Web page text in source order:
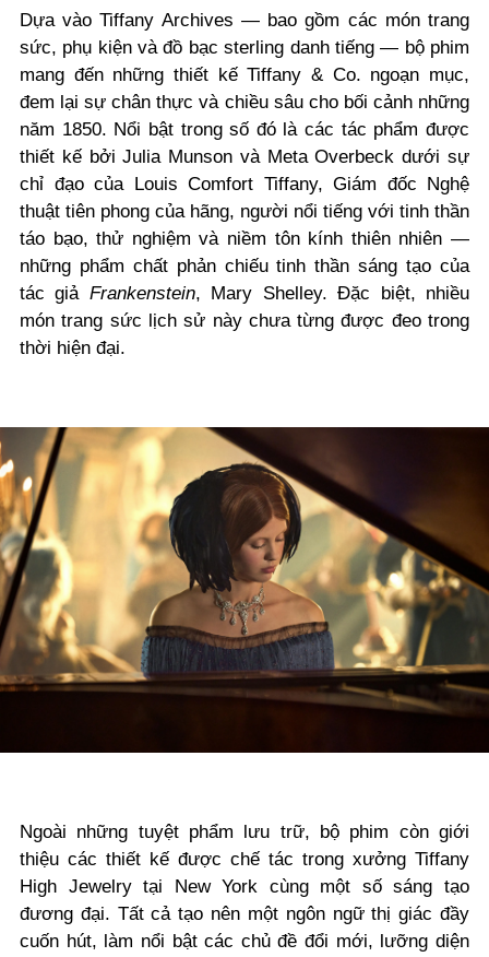
Dựa vào Tiffany Archives — bao gồm các món trang
sức, phụ kiện và đồ bạc sterling danh tiếng — bộ phim
mang đến những thiết kế Tiffany & Co. ngoạn mục,
đem lại sự chân thực và chiều sâu cho bối cảnh những
năm 1850. Nổi bật trong số đó là các tác phẩm được
thiết kế bởi Julia Munson và Meta Overbeck dưới sự
chỉ đạo của Louis Comfort Tiffany, Giám đốc Nghệ
thuật tiên phong của hãng, người nổi tiếng với tinh thần
táo bạo, thử nghiệm và niềm tôn kính thiên nhiên —
những phẩm chất phản chiếu tinh thần sáng tạo của
tác giả Frankenstein, Mary Shelley. Đặc biệt, nhiều
món trang sức lịch sử này chưa từng được đeo trong
thời hiện đại.
Ngoài những tuyệt phẩm lưu trữ, bộ phim còn giới
thiệu các thiết kế được chế tác trong xưởng Tiffany
High Jewelry tại New York cùng một số sáng tạo
đương đại. Tất cả tạo nên một ngôn ngữ thị giác đầy
cuốn hút, làm nổi bật các chủ đề đổi mới, lưỡng diện